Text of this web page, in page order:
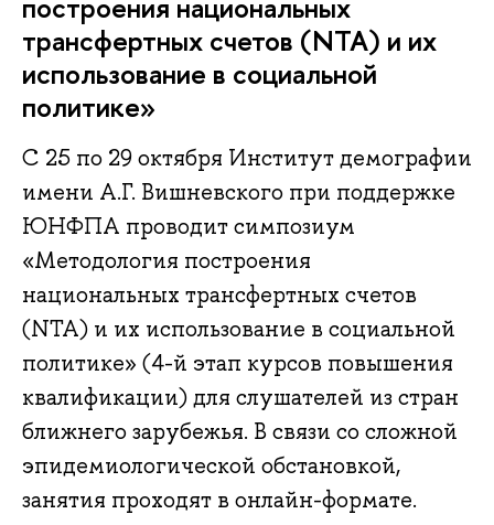
трансфертных счетов (NTA) и их
использование в социальной
политике»
С 25 по 29 октября Институт демографии
имени А.Г. Вишневского при поддержке
ЮНФПА проводит симпозиум
«Методология построения
национальных трансфертных счетов
(NTA) и их использование в социальной
политике» (4-й этап курсов повышения
квалификации) для слушателей из стран
ближнего зарубежья. В связи со сложной
эпидемиологической обстановкой,
занятия проходят в онлайн-формате.